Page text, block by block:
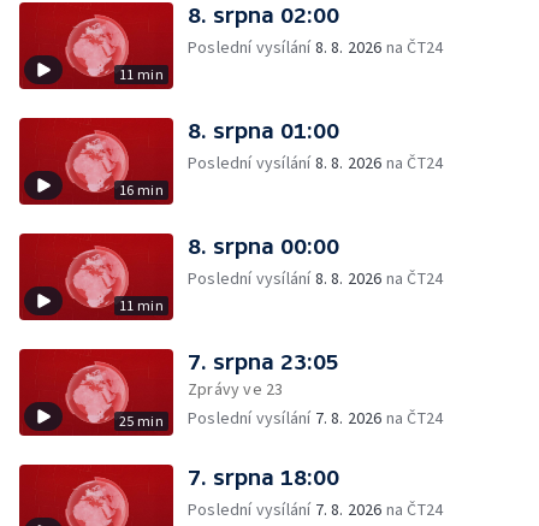
11 min
8. srpna 02:00
Poslední vysílání8. 8. 2026 na ČT24
16 min
8. srpna 01:00
Poslední vysílání8. 8. 2026 na ČT24
11 min
8. srpna 00:00
Poslední vysílání8. 8. 2026 na ČT24
25 min
7. srpna 23:05
Zprávy ve 23
Poslední vysílání 7. 8. 2026 na ČT24
7. srpna 18:00
Poslední vysílání 7. 8. 2026 na ČT24